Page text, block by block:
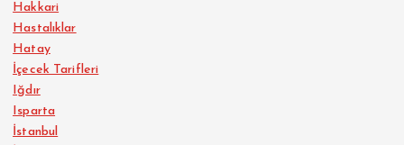
Hakkari
Hastalıklar
Hatay
İçecek Tarifleri
Iğdır
Isparta
İstanbul